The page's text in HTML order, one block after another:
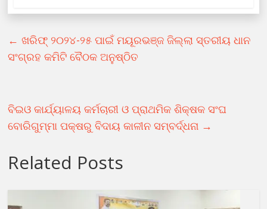
← ଖରିଫ୍ ୨୦୨୪-୨୫ ପାଇଁ ମୟୂରଭଞ୍ଜ ଜିଲ୍ଲା ସ୍ତରୀୟ ଧାନ
ସଂଗ୍ରହ କମିଟି ବୈଠକ ଅନୁଷ୍ଠିତ
ବିଇଓ କାର୍ଯ୍ୟାଳୟ କର୍ମଚାରୀ ଓ ପ୍ରାଥମିକ ଶିକ୍ଷକ ସଂଘ
ବୋରିଗୁମ୍ମା ପକ୍ଷରୁ ବିଦାୟ କାଳୀନ ସମ୍ବର୍ଦ୍ଧନା →
Related Posts